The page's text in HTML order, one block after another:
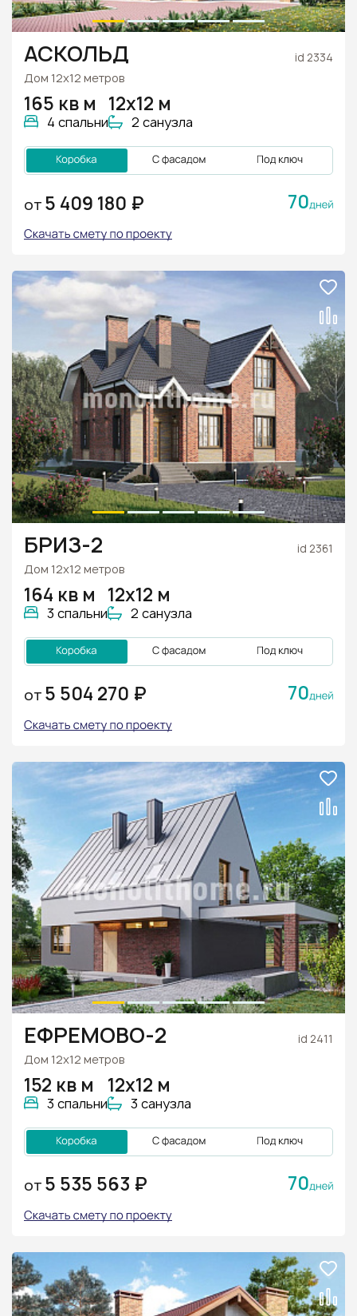
АСКОЛЬД id 2334
Дом 12х12 метров
165 кв м
4 спальни
12х12 м
2 санузла
ОТ 5 409 180 ₽ 70
БРИЗ-2 id 2361
Дом 12х12 метров
164 кв м
3 спальни
12х12 м
2 санузла
ОТ 5 504 270 ₽ 70
ЕФРЕМОВО-2 id 2411
Дом 12х12 метров
152 кв м
3 спальни
12х12 м
3 санузла
ОТ 5 535 563 ₽ 70